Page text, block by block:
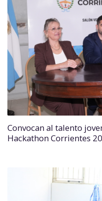
Convocan al talento
Hackathon Corrientes